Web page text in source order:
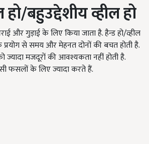
हो/बहुउद्देशीय व्हील हो
और गुड़ाई के लिए किया जाता है. हैन्ड हो/व्हील
प्रयोग से समय और मेहनत दोनों की बचत होती है.
ज्यादा मजदूरों की आवश्यकता नहीं होती है.
फसलों के लिए ज्यादा करते हैं.